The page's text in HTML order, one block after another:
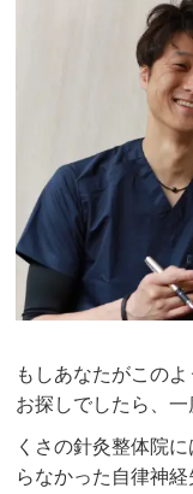
もしあなたがこの
お探しでしたら、一
くさの針灸整体院
らなかった自律神